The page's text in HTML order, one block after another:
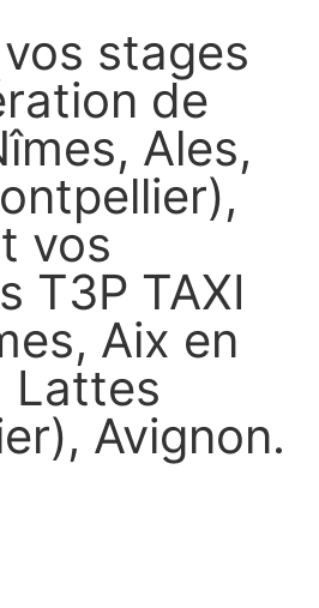
stages
de
Ales,
vos
T3P TAXI
Aix en
Lattes
Avignon.